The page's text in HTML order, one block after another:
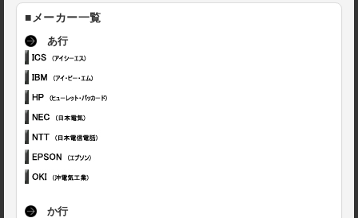
■メーカー一覧
あ行
か行